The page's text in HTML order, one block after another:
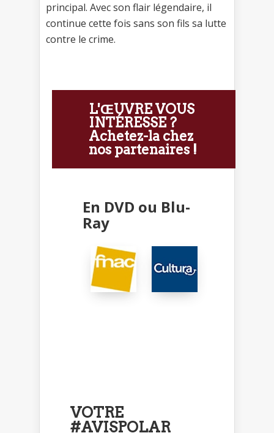
principal. Avec son flair légendaire, il
continue cette fois sans son fils sa lutte
contre le crime.
L'ŒUVRE VOUS
INTÉRESSE ?
Achetez-la chez
nos partenaires !
En DVD ou Blu-
Ray
VOTRE
#AVISPOLAR